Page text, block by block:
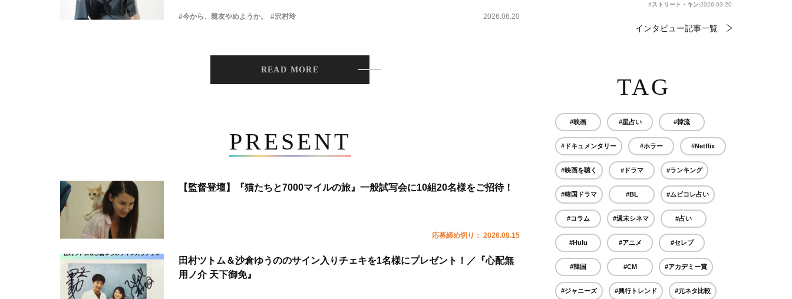
#今から、親友やめようか。 #沢村玲 2026.06.20
READ MORE
PRESENT
【監督登壇】『猫たちと7000マイルの旅』一般試写会に10組20名様をご招待！
応募締め切り： 2026.08.15
田村ツトム＆沙倉ゆうののサイン入りチェキを1名様にプレゼント！／『心配無
用ノ介 天下御免』
#ストリート・キングダム 自分の音を鳴らせ。
2026.03.20
インタビュー記事一覧
TAG
#映画 #星占い #韓流
#ドキュメンタリー #ホラー #Netflix
#映画を聴く #ドラマ #ランキング
#韓国ドラマ #BL #ムビコレ占い
#コラム #週末シネマ #占い
#Hulu #アニメ #セレブ
#韓国 #CM #アカデミー賞
#ジャニーズ #興行トレンド #元ネタ比較